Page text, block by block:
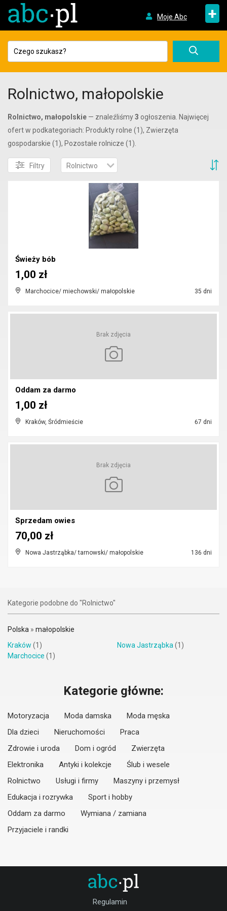
Moje Abc +
Rolnictwo, małopolskie
Rolnictwo, małopolskie — znaleźliśmy3 ogłoszenia. Najwięcej
ofert w podkategoriach: Produkty rolne (1), Zwierzęta
gospodarskie (1), Pozostałe rolnicze (1).
Filtry Rolnictwo
Świeży bób
Marchocice/ miechowski/ małopolskie 35 dni
1,00 zł
Brak zdjęcia
Oddam za darmo
Kraków, Śródmieście 67 dni
1,00 zł
Brak zdjęcia
Sprzedam owies
Nowa Jastrząbka/ tarnowski/ małopolskie 136 dni
70,00 zł
Kategorie podobne do "Rolnictwo"
Polska » małopolskie
Kraków (1)
Marchocice (1)
Nowa Jastrząbka (1)
Kategorie główne:
Motoryzacja Moda damska
Moda męska
Dla dzieci
Nieruchomości
Praca
Zdrowie i uroda
Dom i ogród
Zwierzęta
Elektronika
Antyki i kolekcje
Ślub i wesele
Rolnictwo
Usługi i firmy
Maszyny i przemysł
Edukacja i rozrywka
Sport i hobby
Oddam za darmo
Wymiana / zamiana
Przyjaciele i randki
Regulamin